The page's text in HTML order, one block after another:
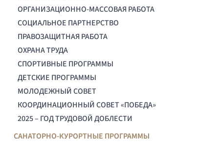
ОРГАНИЗАЦИОННО-МАССОВАЯ РАБОТА
СОЦИАЛЬНОЕ ПАРТНЕРСТВО
ПРАВОЗАЩИТНАЯ РАБОТА
ОХРАНА ТРУДА
СПОРТИВНЫЕ ПРОГРАММЫ
ДЕТСКИЕ ПРОГРАММЫ
МОЛОДЕЖНЫЙ СОВЕТ
КООРДИНАЦИОННЫЙ СОВЕТ «ПОБЕДА»
2025 – ГОД ТРУДОВОЙ ДОБЛЕСТИ
САНАТОРНО-КУРОРТНЫЕ ПРОГРАММЫ